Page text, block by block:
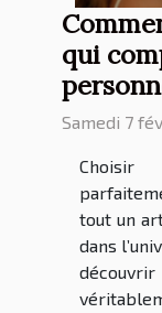
qui
Samedi 7
tout un
dans